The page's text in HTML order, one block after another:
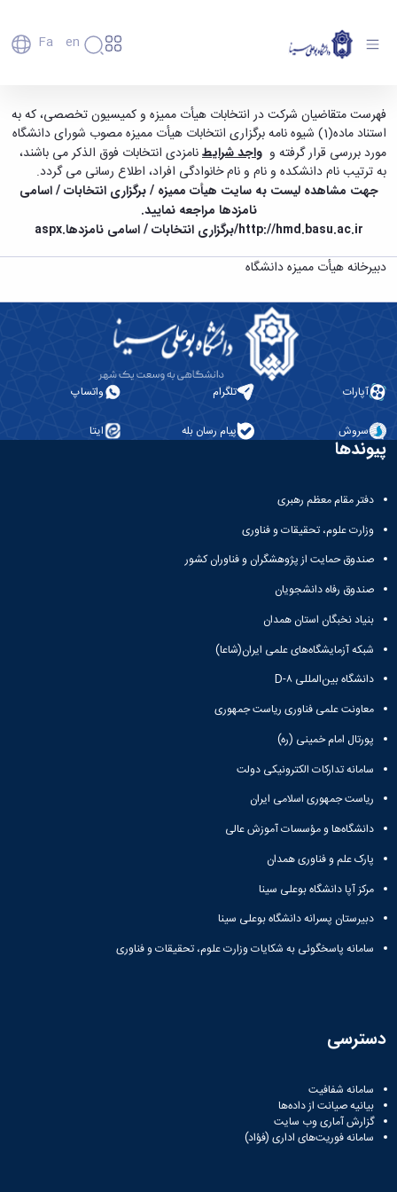
Fa En
دانشگاه
تاریخچه
و
معرفی
برنامه
راهبردی
نقشه
دانشگاه
سازمان
معاونت
پشتیبانی
آموزشی
و
تحصیلات
معاونت
معاونت
پژوهش
و
فناوری
فرهنگی
و
اجتماعی
نهاد
نمایندگی
مقام
معظم
تماس
با
اعضای
هیأت
کارکنان
دانشجویان
فارغ
دانشکده‌ها
اصلی
مهندسی
کشاورزی
علوم
هنر
و
علوم
پایه
علوم
اقتصادی
اجتماعی
دانشکده
اقماری
با ما
روابط
Now
اسامی نامزدهای واجد شرایط انتخابات هیأت ممیزه
دانشگاه - دانشگاه بوعلی سینا همدان
فهرست متقاضیان شرکت در انتخابات هیأت ممیزه و کمیسیون تخصصی، که به
استناد ماده(1) شیوه نامه برگزاری انتخابات هیأت ممیزه مصوب شورای دانشگاه
مورد بررسی قرار گرفته و واجد شرایطنامزدی انتخابات فوق الذکر می باشند،
به ترتیب نام دانشکده و نام و نام خانوادگی افراد، اطلاع رسانی می گردد.
جهت مشاهده لیست به سایت هیأت ممیزه / برگزاری انتخابات / اسامی
نامزدها مراجعه نمایید.
http://hmd.basu.ac.ir/برگزاری انتخابات / اسامی نامزدها.aspx
دبیرخانه هیأت ممیزه دانشگاه
آپارات تلگرام واتساپ
سروش پیام رسان بله ایتا
پیوندها
دفتر مقام معظم رهبری
وزارت علوم، تحقیقات و فناوری
صندوق حمایت از پژوهشگران و فناوران کشور
صندوق رفاه دانشجویان
بنیاد نخبگان استان همدان
شبکه آزمایشگاه‌های علمی ایران(شاعا)
دانشگاه بین‌المللی D-۸
معاونت علمی فناوری ریاست جمهوری
پورتال امام خمینی (ره)
سامانه تدارکات الکترونیکی دولت
ریاست جمهوری اسلامی ایران
دانشگاه‌ها و مؤسسات آموزش عالی
پارک علم و فناوری همدان
مرکز آپا دانشگاه بوعلی سینا
دبیرستان پسرانه دانشگاه بوعلی سینا
سامانه پاسخگوئی به شکایات وزارت علوم، تحقیقات و فناوری
دسترسی
سامانه شفافیت
بیانیه صیانت از داده‌ها
گزارش آماری وب‌ سایت
سامانه فوریت‌های اداری (فؤاد)